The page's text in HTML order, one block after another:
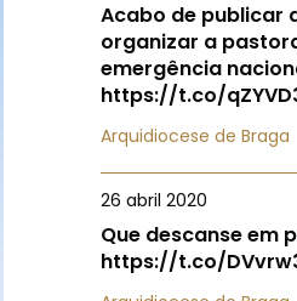
Acabo de publicar
organizar a
emergência
https://t.co/
Arquidiocese de Braga
26 abril 2020
Que descanse em
https://t.co/